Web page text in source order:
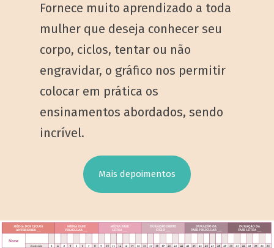
Fornece muito aprendizado a toda
mulher que deseja conhecer seu
corpo, ciclos, tentar ou não
engravidar, o gráfico nos permitir
colocar em prática os
ensinamentos abordados, sendo
incrível.
Mais depoimentos